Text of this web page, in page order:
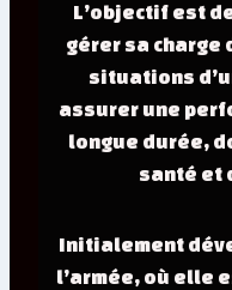
L’objectif est
gérer sa charge
situations
assurer une
longue durée,
santé et
Initialement
l’armée, où elle